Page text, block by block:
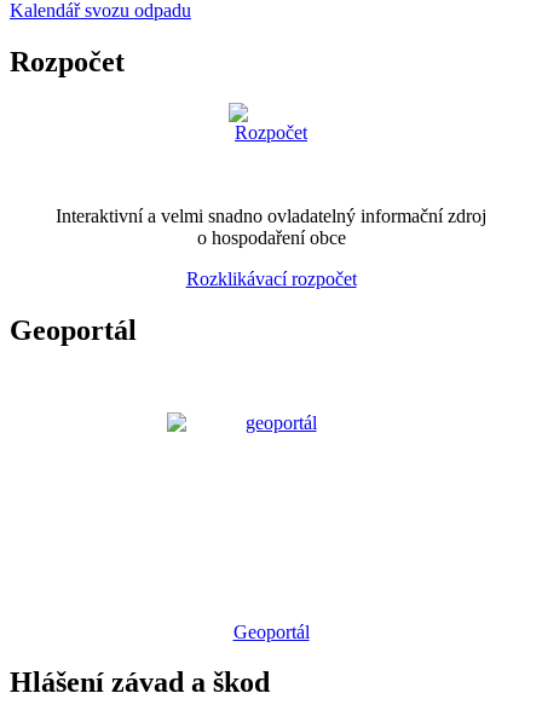
Kalendář svozu odpadu
Rozpočet
Interaktivní a velmi snadno ovladatelný informační zdroj
o hospodaření obce
Rozklikávací rozpočet
Geoportál
Geoportál
Hlášení závad a škod